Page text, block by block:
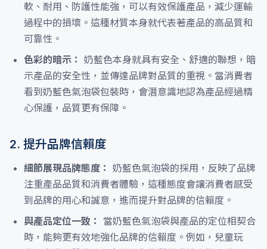
軟、耐用、防護性能強，可以有效保護產品，減少運輸
過程中的損壞。這種材質本身就代表著產品的高品質和
可靠性。
色彩的暗示： 奶藍色本身就具有安全、舒適的聯想，暗
示產品的安全性，並傳達品牌對品質的重視。當消費者
看到奶藍色氣泡袋包裝時，會潛意識地認為產品經過精
心保護，品質更有保障。
2. 提升品牌信賴度
細節展現品牌態度： 奶藍色氣泡袋的採用，反映了品牌
注重產品品質和消費者體驗，這種態度會讓消費者感受
到品牌的用心和誠意，進而提升對品牌的信賴度。
與產品定位一致：
當奶藍色氣泡袋與產品的定位相契合
時，能夠更有效地強化品牌的信賴度。例如，兒童玩